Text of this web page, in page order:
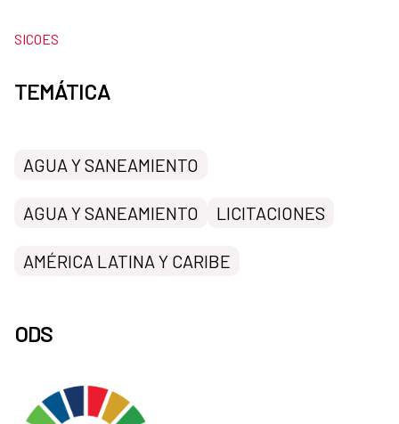
SICOES
TEMÁTICA
AGUA Y SANEAMIENTO
AGUA Y SANEAMIENTO LICITACIONES
AMÉRICA LATINA Y CARIBE
ODS